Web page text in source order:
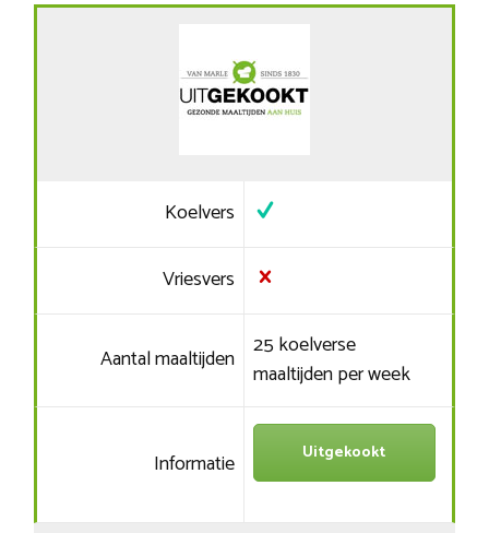
Koelvers
Vriesvers
Aantal maaltijden 25 koelverse
maaltijden per week
Informatie Uitgekookt